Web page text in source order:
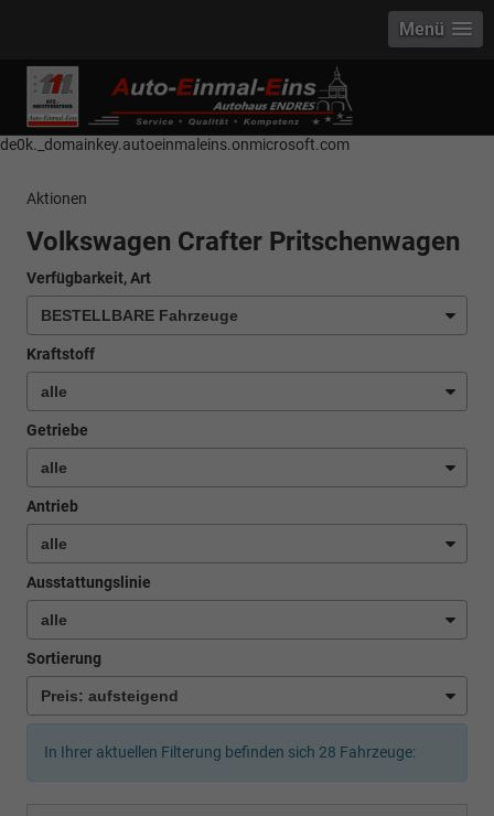
------------ Host Name : selector1._domainkey Points to address or value:
selector1-aee-de0k._domainkey.autoeinmaleins.onmicrosoft.com Host
Name : selector2._domainkey Points to address or value: selector2-aee-
de0k._domainkey.autoeinmaleins.onmicrosoft.com
Menü
Aktionen
Volkswagen Crafter Pritschenwagen
Verfügbarkeit, Art
Kraftstoff
Getriebe
Antrieb
Ausstattungslinie
Sortierung
In Ihrer aktuellen Filterung befinden sich 28 Fahrzeuge: